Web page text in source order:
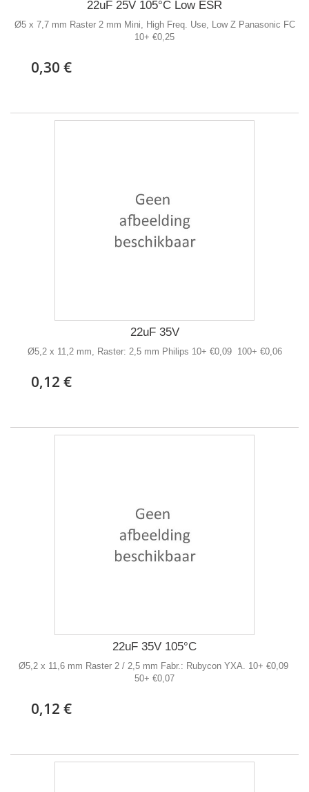
22uF 25V 105°C Low ESR
Ø5 x 7,7 mm Raster 2 mm Mini, High Freq. Use, Low Z Panasonic FC
10+ €0,25
0,30 €
22uF 35V
Ø5,2 x 11,2 mm, Raster: 2,5 mm Philips 10+ €0,09 100+ €0,06
0,12 €
22uF 35V 105°C
Ø5,2 x 11,6 mm Raster 2 / 2,5 mm Fabr.: Rubycon YXA. 10+ €0,09
50+ €0,07
0,12 €